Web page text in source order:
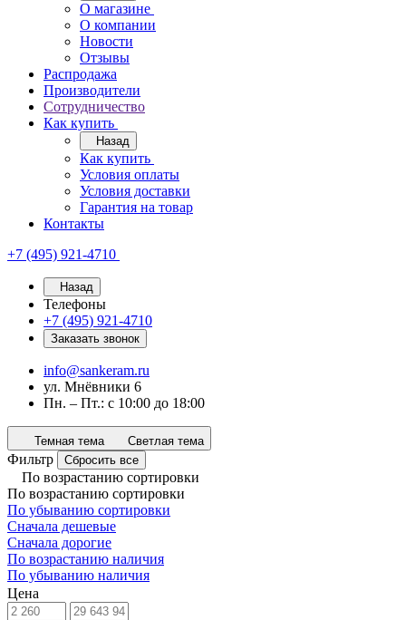
О магазине
О компании
Новости
Отзывы
Распродажа
Производители
Сотрудничество
Как купить
Назад
Как купить
Условия оплаты
Условия доставки
Гарантия на товар
Контакты
+7 (495) 921-4710
Назад
Телефоны
+7 (495) 921-4710
Заказать звонок
info@sankeram.ru
ул. Мнёвники 6
Пн. – Пт.: с 10:00 до 18:00
Темная тема Светлая тема
Фильтр Сбросить все
По возрастанию сортировки
По возрастанию сортировки
По убыванию сортировки
Сначала дешевые
Сначала дорогие
По возрастанию наличия
По убыванию наличия
Цена